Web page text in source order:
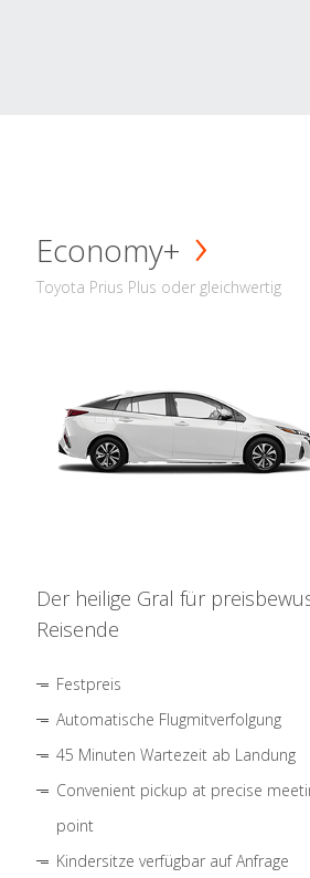
Economy+
Toyota Prius Plus oder gleichwertig
Der heilige Gral für
Reisende
Festpreis
Automatische Flugmitverfolgung
45 Minuten Wartezeit ab Landung
Convenient pickup at precise
point
Kindersitze verfügbar auf Anfrage